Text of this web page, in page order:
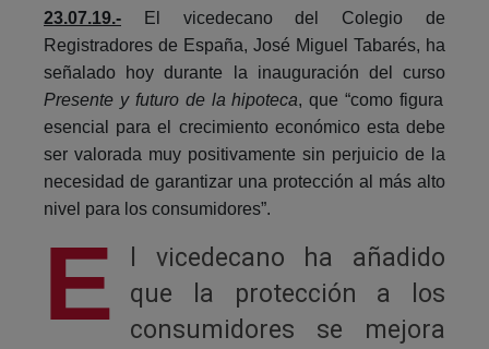
23.07.19.- El vicedecano del Colegio de
Registradores de España, José Miguel Tabarés, ha
señalado hoy durante la inauguración del curso
Presente y futuro de la hipoteca, que “como figura
esencial para el crecimiento económico esta debe
ser valorada muy positivamente sin perjuicio de la
necesidad de garantizar una protección al más alto
nivel para los consumidores”.
E
l vicedecano ha añadido
que la protección a los
consumidores se mejora